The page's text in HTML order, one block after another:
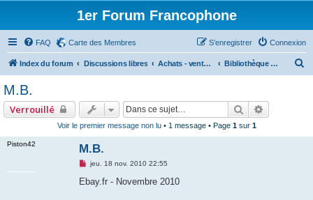
1er Forum Francophone
FAQ Carte des Membres Connexion
S’enregistrer
Index du forum Discussions libres Achats - ventes - Ebay - LeBonCoin (commercial) Bibliothèque des ventes, ebay, leboncoin et autres.
M.B.
Verrouillé Rechercher
Voir le premier message non lu• 1 message • Page 1sur 1
Piston42 M.B.
M
s
jeu. 18 nov. 2010 22:55
Ebay.fr - Novembre 2010